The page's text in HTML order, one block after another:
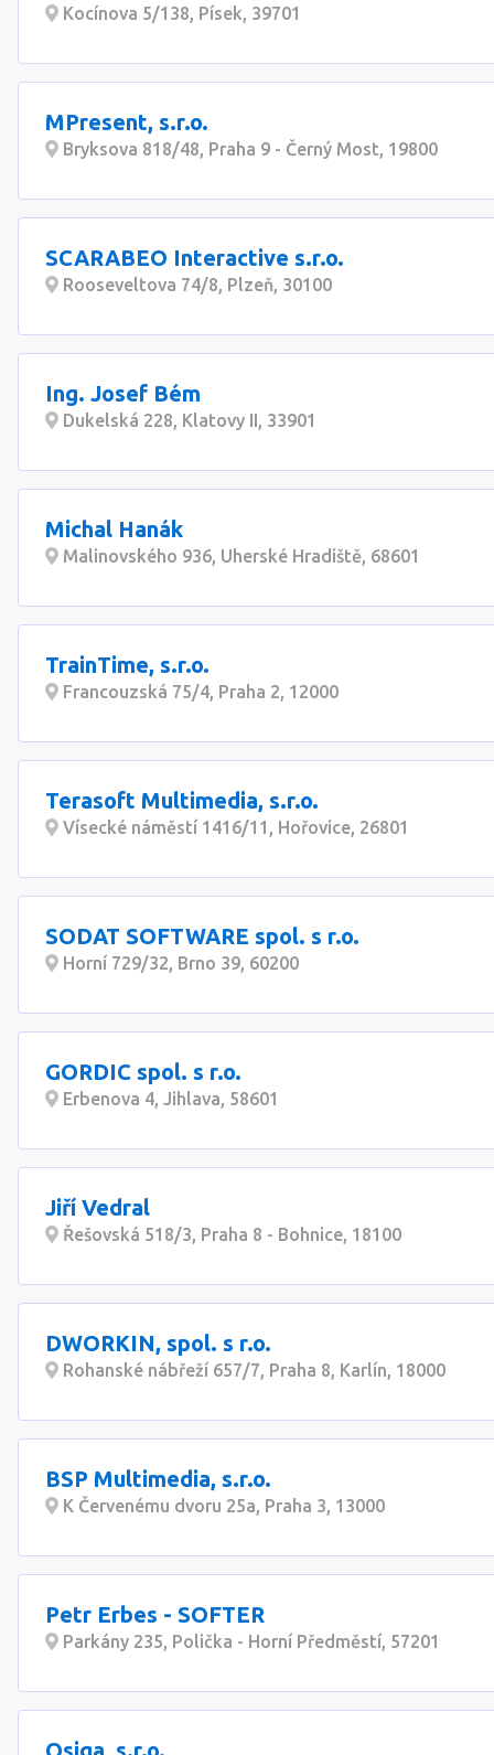
Kocínova 5/138, Písek, 39701
MPresent, s.r.o.
Bryksova 818/48, Praha 9 - Černý Most, 19800
SCARABEO Interactive s.r.o.
Rooseveltova 74/8, Plzeň, 30100
Ing. Josef Bém
Dukelská 228, Klatovy II, 33901
Michal Hanák
Malinovského 936, Uherské Hradiště, 68601
TrainTime, s.r.o.
Francouzská 75/4, Praha 2, 12000
Terasoft Multimedia, s.r.o.
Vísecké náměstí 1416/11, Hořovice, 26801
SODAT SOFTWARE spol. s r.o.
Horní 729/32, Brno 39, 60200
GORDIC spol. s r.o.
Erbenova 4, Jihlava, 58601
Jiří Vedral
Řešovská 518/3, Praha 8 - Bohnice, 18100
DWORKIN, spol. s r.o.
Rohanské nábřeží 657/7, Praha 8, Karlín, 18000
BSP Multimedia, s.r.o.
K Červenému dvoru 25a, Praha 3, 13000
Petr Erbes - SOFTER
Parkány 235, Polička - Horní Předměstí, 57201